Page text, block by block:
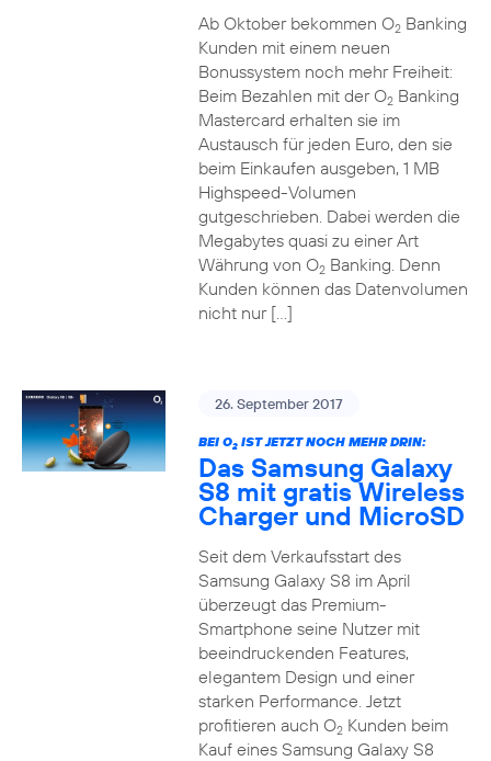
Ab Oktober bekommen O2Banking
Kunden mit einem neuen
Bonussystem noch mehr Freiheit:
Beim Bezahlen mit der O2Banking
Mastercard erhalten sie im
Austausch für jeden Euro, den sie
beim Einkaufen ausgeben, 1 MB
Highspeed-Volumen
gutgeschrieben. Dabei werden die
Megabytes quasi zu einer Art
Währung von O2Banking. Denn
Kunden können das Datenvolumen
nicht nur […]
26. September 2017
BEI O2IST JETZT NOCH MEHR DRIN:
Das Samsung Galaxy
S8 mit gratis Wireless
Charger und MicroSD
Seit dem Verkaufsstart des
Samsung Galaxy S8 im April
überzeugt das Premium-
Smartphone seine Nutzer mit
beeindruckenden Features,
elegantem Design und einer
starken Performance. Jetzt
profitieren auch O2Kunden beim
Kauf eines Samsung Galaxy S8